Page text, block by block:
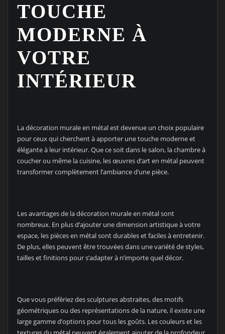
TOUCHE
MODERNE À
VOTRE
INTÉRIEUR
La décoration murale en métal est devenue un choix populaire
pour ceux qui cherchent à apporter une touche moderne et
élégante à leur intérieur. Que ce soit dans le salon, la chambre à
coucher ou même la cuisine, les œuvres d’art en métal peuvent
transformer complètement l’ambiance d’une pièce.
Les avantages de la décoration murale en métal sont
nombreux. En plus d’ajouter une dimension artistique à votre
espace, les pièces en métal sont durables et faciles à entretenir.
De plus, elles peuvent être trouvées dans une variété de styles,
tailles et finitions pour s’adapter à n’importe quel décor.
Que vous préfériez des sculptures abstraites, des motifs
géométriques ou des représentations de la nature, il existe une
large gamme d’options pour tous les goûts. Les couleurs et les